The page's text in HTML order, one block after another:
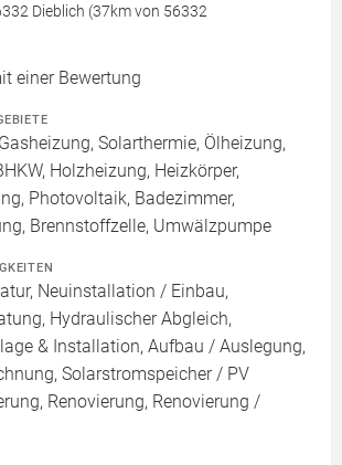
Dieblich (37km von 56332
einer Bewertung
Solarthermie, Ölheizung,
Holzheizung, Heizkörper,
Photovoltaik, Badezimmer,
Brennstoffzelle, Umwälzpumpe
Neuinstallation / Einbau,
Hydraulischer Abgleich,
& Installation, Aufbau / Auslegung,
Solarstromspeicher / PV
Renovierung, Renovierung /